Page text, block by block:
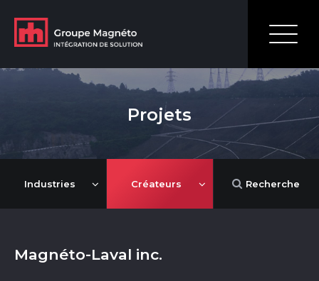
Projets
Industries Créateurs Recherche
Magnéto-Laval inc.